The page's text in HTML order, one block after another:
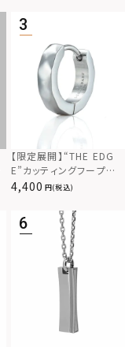
【限定展開】“THE EDG
E”カッティングフープピ
アス/サージカルステンレ
4,400 (税込)